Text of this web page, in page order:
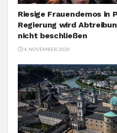
Riesige Frauendemos in
Regierung wird
nicht beschließen
4. NOVEMBER 2020